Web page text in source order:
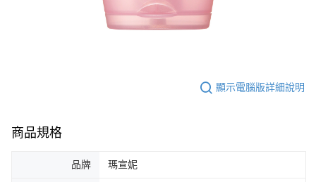
顯示電腦版詳細說明
商品規格
品牌 瑪宣妮